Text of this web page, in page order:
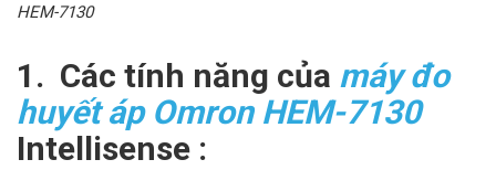
HEM-7130
1. Các tính năng của máy đo
huyết áp Omron HEM-7130
Intellisense :